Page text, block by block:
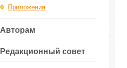
Приложения
Авторам
Редакционный совет